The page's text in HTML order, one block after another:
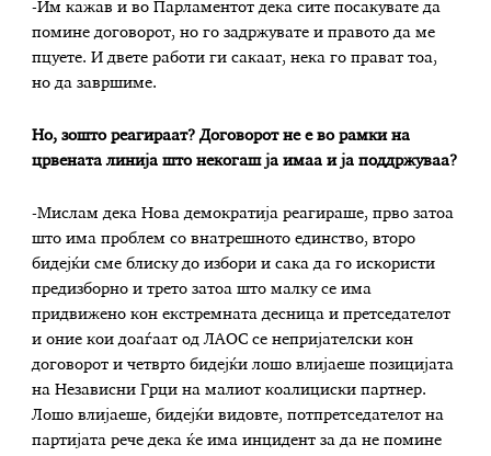
-Им кажав и во Парламентот дека сите посакувате да
помине договорот, но го задржувате и правото да ме
пцуете. И двете работи ги сакаат, нека го прават тоа,
но да завршиме.
Но, зошто реагираат? Договорот не е во рамки на
црвената линија што некогаш ја имаа и ја поддржуваа?
-Мислам дека Нова демократија реагираше, прво затоа
што има проблем со внатрешното единство, второ
бидејќи сме блиску до избори и сака да го искористи
предизборно и трето затоа што малку се има
придвижено кон екстремната десница и претседателот
и оние кои доаѓаат од ЛАОС се непријателски кон
договорот и четврто бидејќи лошо влијаеше позицијата
на Независни Грци на малиот коалициски партнер.
Лошо влијаеше, бидејќи видовте, потпретседателот на
партијата рече дека ќе има инцидент за да не помине